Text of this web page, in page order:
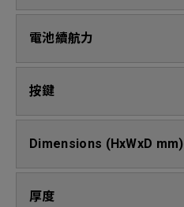
電池續航力
按鍵
Dimensions (HxWxD mm)
厚度